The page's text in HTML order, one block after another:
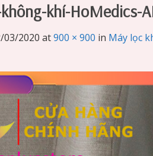
khí-HoMedics-
03/2020 at900 × 900 in Máy lọc